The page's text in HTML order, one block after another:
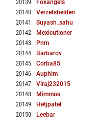
20139. Foxangels
20140. Verzetshelden
20141 . Suyash_sahu
20142. Mexicutioner
20143. Pnm
20144. Barbarov
20145. Corba85
20146. Auphim
20147. Viraj232015
20148. Mimmos
20149. Hetjpatel
20150. Leebar